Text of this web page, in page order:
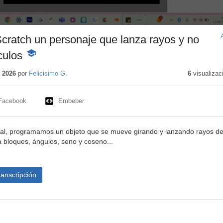
un personaje que lanza rayos y no
-
educativo
por Felicisimo G. 6
Embeber
programamos un objeto que se mueve girando y lanzando rayos
bloques, ángulos, seno y coseno...